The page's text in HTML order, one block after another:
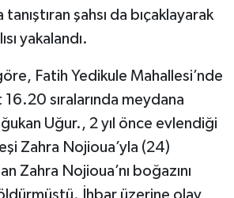
tanıştıran şahsı da bıçaklayarak
yakalandı.
Fatih Yedikule Mahallesi’nde
16.20 sıralarında meydana
Uğur., 2 yıl önce evlendiği
Zahra Nojioua’yla (24)
Zahra Nojioua’nı boğazını
İhbar üzerine olay